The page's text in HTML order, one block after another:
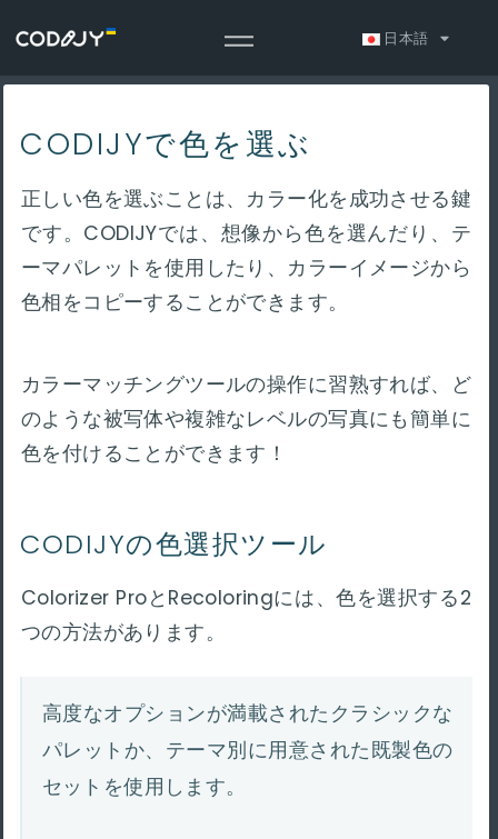
日本語
CODIJYで色を選ぶ
正しい色を選ぶことは、カラー化を成功させる鍵
です。CODIJYでは、想像から色を選んだり、テ
ーマパレットを使用したり、カラーイメージから
色相をコピーすることができます。
カラーマッチングツールの操作に習熟すれば、ど
のような被写体や複雑なレベルの写真にも簡単に
色を付けることができます！
CODIJYの色選択ツール
Colorizer ProとRecoloringには、色を選択する2
つの方法があります。
高度なオプションが満載されたクラシックな
パレットか、テーマ別に用意された既製色の
セットを使用します。